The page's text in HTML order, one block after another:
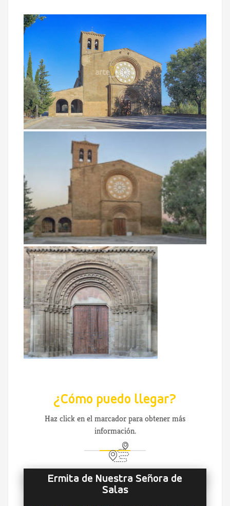
¿Cómo puedo llegar?
Haz click en el marcador para obtener más
información.
Ermita de Nuestra Señora de
Salas